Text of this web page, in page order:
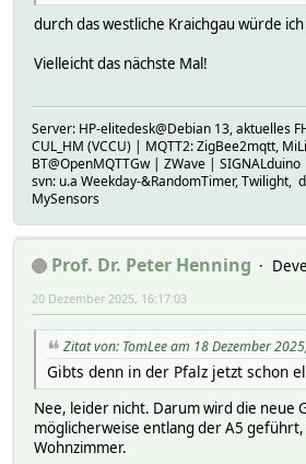
durch das westliche Kraichgau würde
Vielleicht das nächste Mal!
Server: HP-elitedesk@Debian 13, aktuelles
CUL_HM (VCCU) | MQTT2: ZigBee2mqtt,
BT@OpenMQTTGw | ZWave |
svn: u.a Weekday-&RandomTimer, Twilight,
MySensors
Prof. Dr. Peter Henning
20 Dezember 2025, 16:17:03
Zitat von: TomLee am 18 Dezember
Gibts denn in der Pfalz jetzt schon
Nee, leider nicht. Darum wird die neue
möglicherweise entlang der A5
Wohnzimmer.